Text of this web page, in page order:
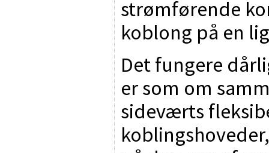
strømførende
koblong på en
Det fungere
er som om
sideværts